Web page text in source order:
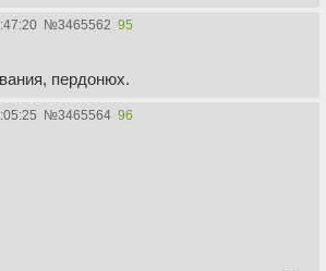
№3465562 95
пердонюх.
№3465564 96